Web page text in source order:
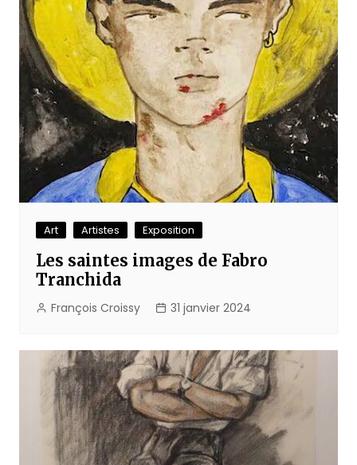
Art Artistes Exposition
Les saintes images de Fabro
Tranchida
François Croissy 31 janvier 2024